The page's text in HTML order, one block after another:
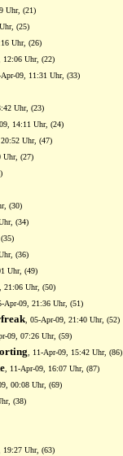
Uhr, (21)
(25)
Uhr, (26)
12:06 Uhr, (22)
Apr-09, 11:31 Uhr, (33)
Uhr, (23)
09, 14:11 Uhr, (24)
20:52 Uhr, (47)
Uhr, (27)
(30)
(34)
(36)
Uhr, (49)
21:06 Uhr, (50)
Apr-09, 21:36 Uhr, (51)
, 05-Apr-09, 21:40 Uhr, (52)
09, 07:26 Uhr, (59)
, 11-Apr-09, 15:42 Uhr, (86)
, 11-Apr-09, 16:07 Uhr, (87)
00:08 Uhr, (69)
(38)
19:27 Uhr, (63)